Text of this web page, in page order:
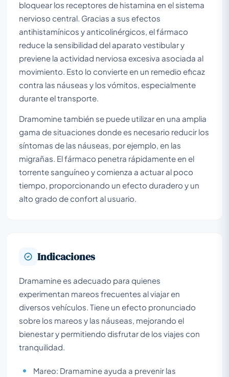
bloquear los receptores de histamina en el sistema
nervioso central. Gracias a sus efectos
antihistamínicos y anticolinérgicos, el fármaco
reduce la sensibilidad del aparato vestibular y
previene la actividad nerviosa excesiva asociada al
movimiento. Esto lo convierte en un remedio eficaz
contra las náuseas y los vómitos, especialmente
durante el transporte.
Dramomine también se puede utilizar en una amplia
gama de situaciones donde es necesario reducir los
síntomas de las náuseas, por ejemplo, en las
migrañas. El fármaco penetra rápidamente en el
torrente sanguíneo y comienza a actuar al poco
tiempo, proporcionando un efecto duradero y un
alto grado de confort al usuario.
Indicaciones
Dramamine es adecuado para quienes
experimentan mareos frecuentes al viajar en
diversos vehículos. Tiene un efecto pronunciado
sobre los mareos y las náuseas, mejorando el
bienestar y permitiendo disfrutar de los viajes con
tranquilidad.
Mareo: Dramamine ayuda a prevenir las